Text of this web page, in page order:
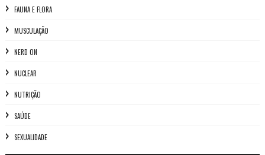
FAUNA E FLORA
MUSCULAÇÃO
NERD ON
NUCLEAR
NUTRIÇÃO
SAÚDE
SEXUALIDADE